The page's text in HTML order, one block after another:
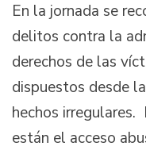
En la jornada se
delitos contra la
derechos de las
dispuestos desde
hechos irregulares.
están el acceso